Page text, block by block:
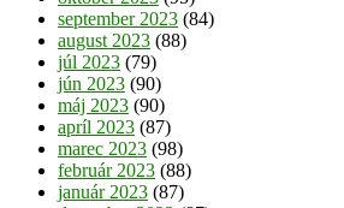
september 2023 (84)
august 2023 (88)
júl 2023 (79)
jún 2023 (90)
máj 2023 (90)
apríl 2023 (87)
marec 2023 (98)
február 2023 (88)
január 2023 (87)